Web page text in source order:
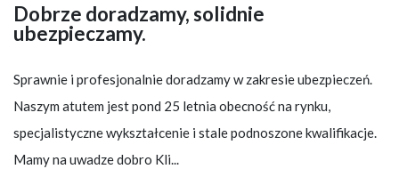
Dobrze doradzamy, solidnie
ubezpieczamy.
Sprawnie i profesjonalnie doradzamy w zakresie ubezpieczeń.
Naszym atutem jest pond 25 letnia obecność na rynku,
specjalistyczne wykształcenie i stale podnoszone kwalifikacje.
Mamy na uwadze dobro Kli...